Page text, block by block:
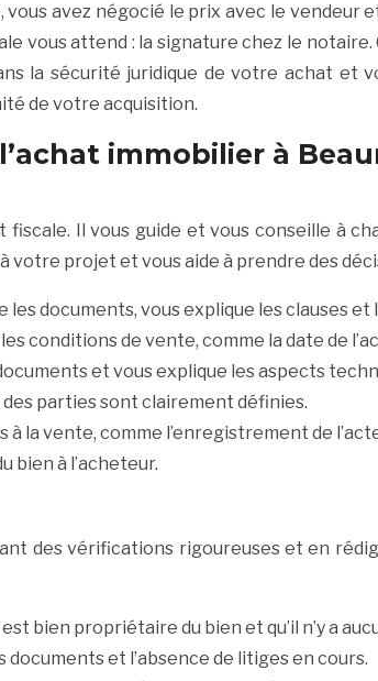
avez négocié le prix avec le
vous attend : la signature chez le
la sécurité juridique de votre achat et
de votre acquisition.
immobilier à
Il vous guide et vous conseille à
votre projet et vous aide à prendre des
les documents, vous explique les clauses
conditions de vente, comme la date de
et vous explique les aspects
parties sont clairement définies.
la vente, comme l’enregistrement de
bien à l’acheteur.
des vérifications rigoureuses et en
est bien propriétaire du bien et qu’il n’y a
et l’absence de litiges en cours.